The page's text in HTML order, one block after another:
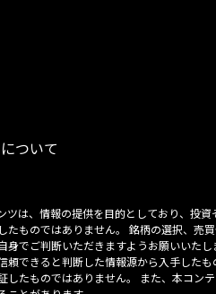
ついて
ツは、情報の提供を目的としており、投資
たものではありません。 銘柄の選択、売
身でご判断いただきますようお願いいたし
頼できると判断した情報源から入手したも
したものではありません。 また、本コン